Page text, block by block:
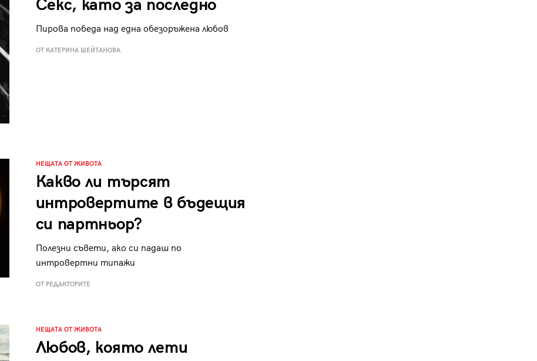
Секс, като за последно
Пирова победа над една обезоръжена любов
ОТ КАТЕРИНА ШЕЙТАНОВА
НЕЩАТА ОТ ЖИВОТА
Какво ли търсят
интровертите в бъдещия
си партньор?
Полезни съвети, ако си падаш по
интровертни типажи
ОТ РЕДАКТОРИТЕ
НЕЩАТА ОТ ЖИВОТА
Любов, която лети